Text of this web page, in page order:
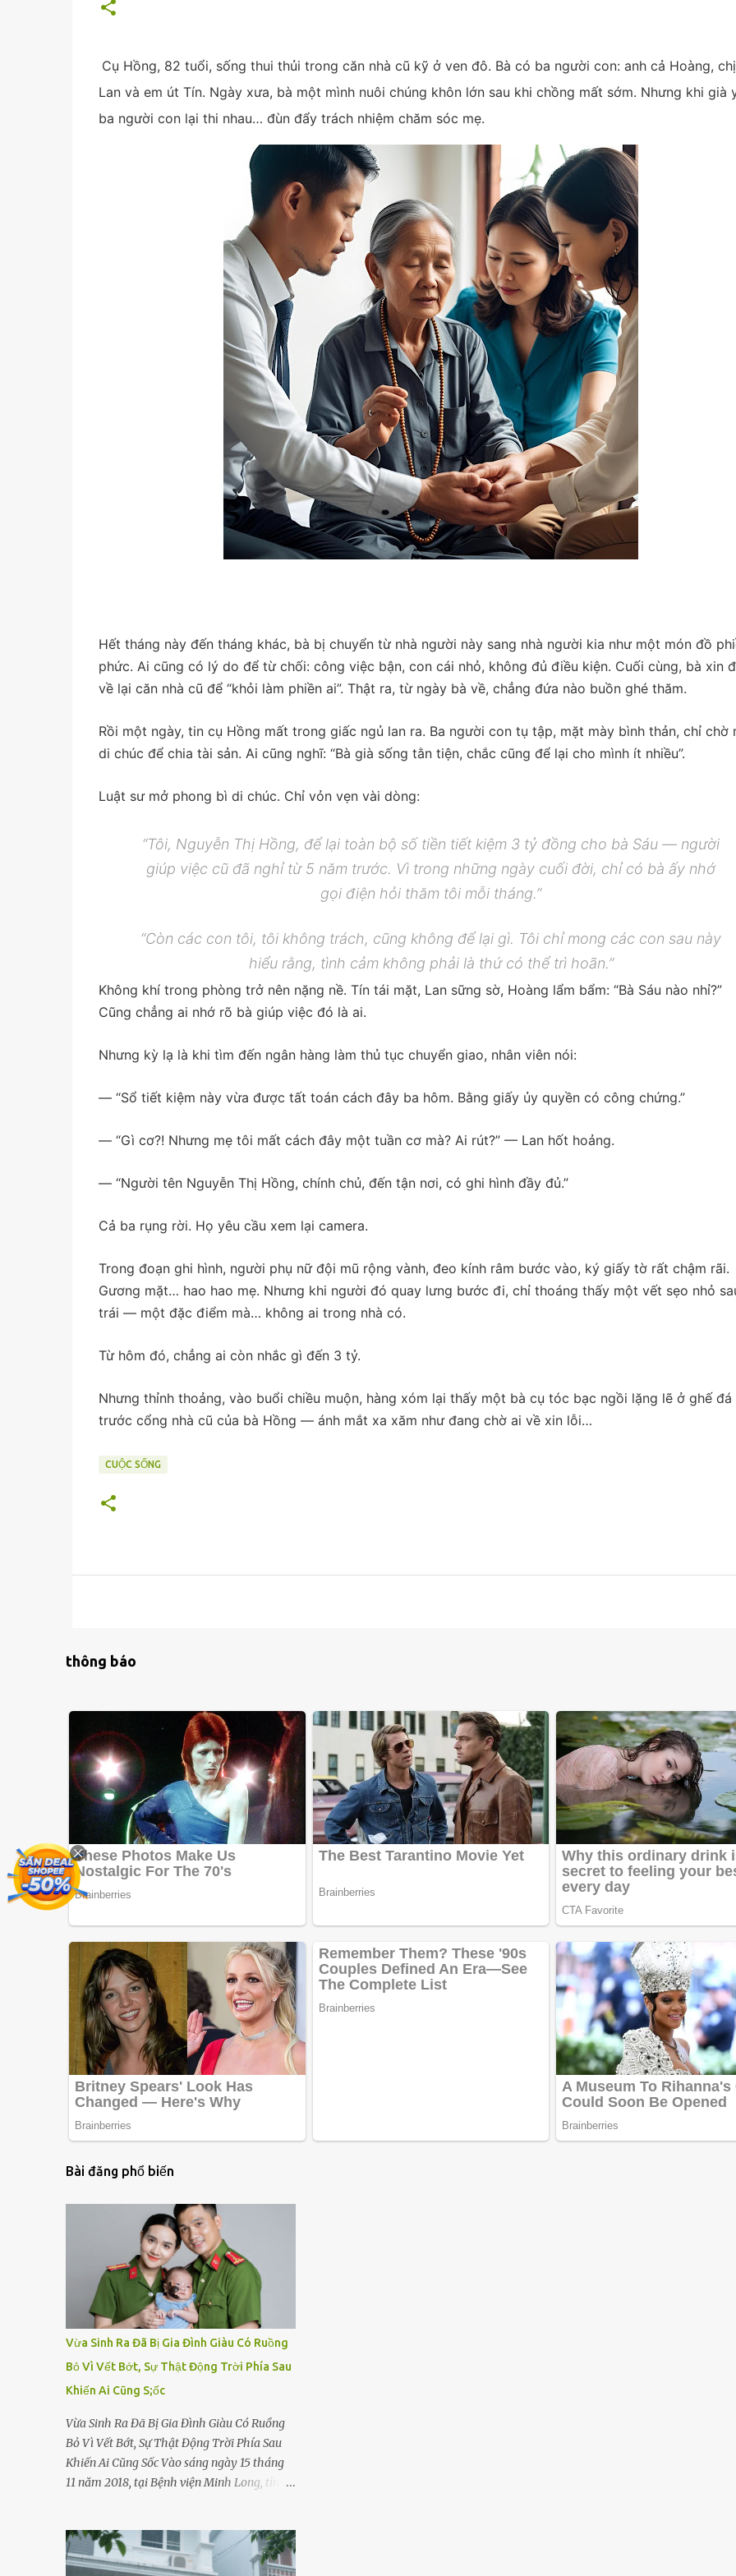
Cụ Hồng, 82 tuổi, sống thui thủi trong căn nhà cũ kỹ ở ven đô. Bà có ba người con: anh cả Hoàng,
Lan và em út Tín. Ngày xưa, bà một mình nuôi chúng khôn lớn sau khi chồng mất sớm. Nhưng khi già
ba người con lại thi nhau… đùn đẩy trách nhiệm chăm sóc mẹ.
Hết tháng này đến tháng khác, bà bị chuyển từ nhà người này sang nhà người kia như một món đồ
phức. Ai cũng có lý do để từ chối: công việc bận, con cái nhỏ, không đủ điều kiện. Cuối cùng, bà xin
về lại căn nhà cũ để “khỏi làm phiền ai”. Thật ra, từ ngày bà về, chẳng đứa nào buồn ghé thăm.
Rồi một ngày, tin cụ Hồng mất trong giấc ngủ lan ra. Ba người con tụ tập, mặt mày bình thản, chỉ chờ
di chúc để chia tài sản. Ai cũng nghĩ: “Bà già sống tằn tiện, chắc cũng để lại cho mình ít nhiều”.
Luật sư mở phong bì di chúc. Chỉ vỏn vẹn vài dòng:
“Tôi, Nguyễn Thị Hồng, để lại toàn bộ số tiền tiết kiệm 3 tỷ đồng cho bà Sáu — người
giúp việc cũ đã nghỉ từ 5 năm trước. Vì trong những ngày cuối đời, chỉ có bà ấy nhớ
gọi điện hỏi thăm tôi mỗi tháng.”
“Còn các con tôi, tôi không trách, cũng không để lại gì. Tôi chỉ mong các con sau này
hiểu rằng, tình cảm không phải là thứ có thể trì hoãn.”
Không khí trong phòng trở nên nặng nề. Tín tái mặt, Lan sững sờ, Hoàng lẩm bẩm: “Bà Sáu nào nhỉ?”
Cũng chẳng ai nhớ rõ bà giúp việc đó là ai.
Nhưng kỳ lạ là khi tìm đến ngân hàng làm thủ tục chuyển giao, nhân viên nói:
— “Sổ tiết kiệm này vừa được tất toán cách đây ba hôm. Bằng giấy ủy quyền có công chứng.”
— “Gì cơ?! Nhưng mẹ tôi mất cách đây một tuần cơ mà? Ai rút?” — Lan hốt hoảng.
— “Người tên Nguyễn Thị Hồng, chính chủ, đến tận nơi, có ghi hình đầy đủ.”
Cả ba rụng rời. Họ yêu cầu xem lại camera.
Trong đoạn ghi hình, người phụ nữ đội mũ rộng vành, đeo kính râm bước vào, ký giấy tờ rất chậm rãi.
Gương mặt… hao hao mẹ. Nhưng khi người đó quay lưng bước đi, chỉ thoáng thấy một vết sẹo nhỏ
trái — một đặc điểm mà… không ai trong nhà có.
Từ hôm đó, chẳng ai còn nhắc gì đến 3 tỷ.
Nhưng thỉnh thoảng, vào buổi chiều muộn, hàng xóm lại thấy một bà cụ tóc bạc ngồi lặng lẽ ở ghế đá
trước cổng nhà cũ của bà Hồng — ánh mắt xa xăm như đang chờ ai về xin lỗi…
CUỘC SỐNG
thông báo
Bài đăng phổ biến
Vừa Sinh Ra Đã Bị Gia Đình Giàu Có Ruồng
Bỏ Vì Vết Bớt, Sự Thật Động Trời Phía Sau
Khiến Ai Cũng S;ốc
Vừa Sinh Ra Đã Bị Gia Đình Giàu Có Ruồng
Bỏ Vì Vết Bớt, Sự Thật Động Trời Phía Sau
Khiến Ai Cũng Sốc Vào sáng ngày 15 tháng
11 năm 2018, tại Bệnh viện Minh Long, tỉnh
vòng tay ấm áp của gia đình, bé lại đối diện
với sự ruồng bỏ lạnh lùng. Đứa trẻ – với một